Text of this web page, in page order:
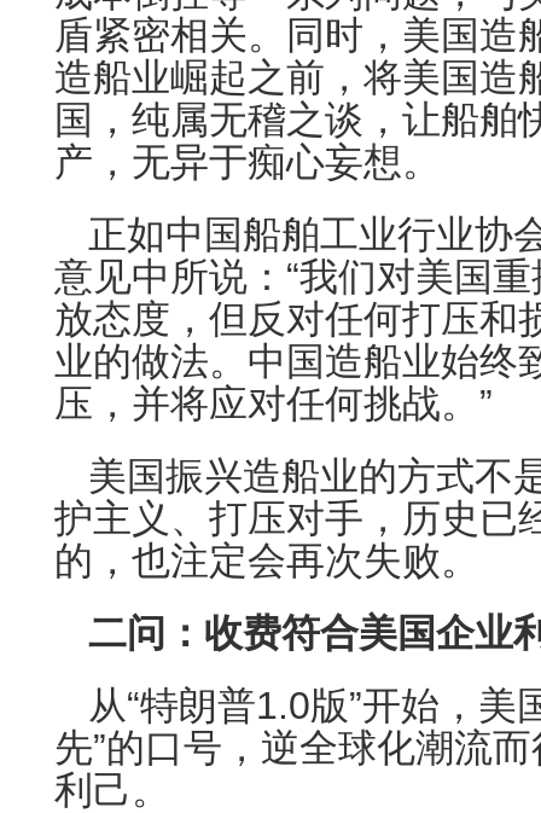
盾紧密相关。同时，美国造
造船业崛起之前，将美国造
国，纯属无稽之谈，让船舶
产，无异于痴心妄想。
正如中国船舶工业行业协
意见中所说：“我们对美国
放态度，但反对任何打压和
业的做法。中国造船业始终
压，并将应对任何挑战。”
美国振兴造船业的方式不
护主义、打压对手，历史已
的，也注定会再次失败。
二问：收费符合美国企业
从“特朗普1.0版”开始，美
先”的口号，逆全球化潮流
利己。